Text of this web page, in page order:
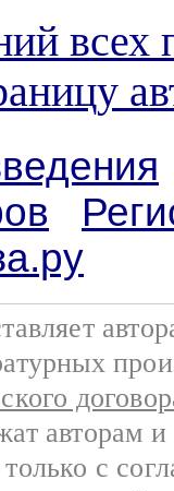
всех
авторам
с